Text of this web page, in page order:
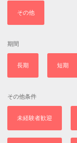
その他
期間
長期 短期
その他条件
未経験者歓迎